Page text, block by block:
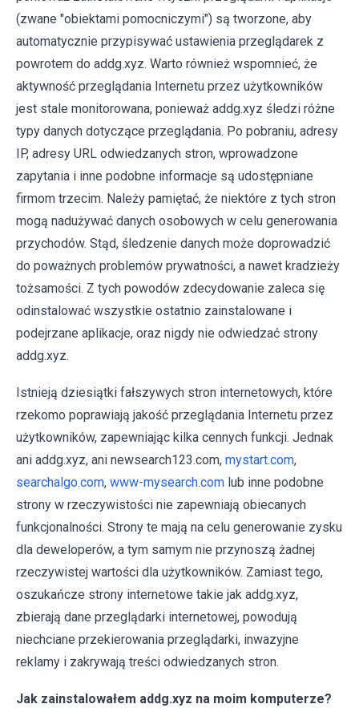
(zwane "obiektami pomocniczymi") są tworzone, aby
automatycznie przypisywać ustawienia przeglądarek z
powrotem do addg.xyz. Warto również wspomnieć, że
aktywność przeglądania Internetu przez użytkowników
jest stale monitorowana, ponieważ addg.xyz śledzi różne
typy danych dotyczące przeglądania. Po pobraniu, adresy
IP, adresy URL odwiedzanych stron, wprowadzone
zapytania i inne podobne informacje są udostępniane
firmom trzecim. Należy pamiętać, że niektóre z tych stron
mogą nadużywać danych osobowych w celu generowania
przychodów. Stąd, śledzenie danych może doprowadzić
do poważnych problemów prywatności, a nawet kradzieży
tożsamości. Z tych powodów zdecydowanie zaleca się
odinstalować wszystkie ostatnio zainstalowane i
podejrzane aplikacje, oraz nigdy nie odwiedzać strony
addg.xyz.
Istnieją dziesiątki fałszywych stron internetowych, które
rzekomo poprawiają jakość przeglądania Internetu przez
użytkowników, zapewniając kilka cennych funkcji. Jednak
ani addg.xyz, ani newsearch123.com, mystart.com,
searchalgo.com, www-mysearch.com lub inne podobne
strony w rzeczywistości nie zapewniają obiecanych
funkcjonalności. Strony te mają na celu generowanie zysku
dla deweloperów, a tym samym nie przynoszą żadnej
rzeczywistej wartości dla użytkowników. Zamiast tego,
oszukańcze strony internetowe takie jak addg.xyz,
zbierają dane przeglądarki internetowej, powodują
niechciane przekierowania przeglądarki, inwazyjne
reklamy i zakrywają treści odwiedzanych stron.
Jak zainstalowałem addg.xyz na moim komputerze?